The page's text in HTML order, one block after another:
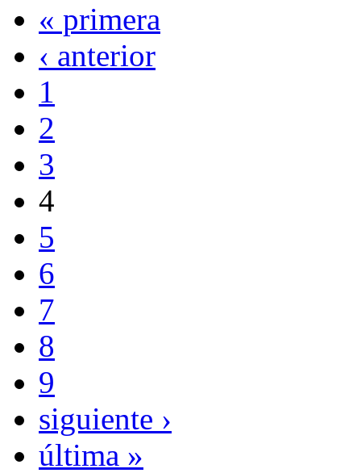
« primera
‹ anterior
1
2
3
4
5
6
7
8
9
siguiente ›
última »